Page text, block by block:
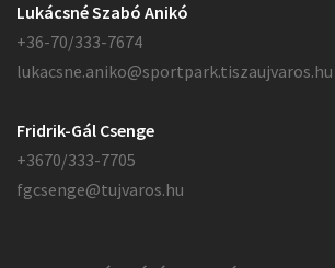
Lukácsné Szabó Anikó
+36-70/333-7674
lukacsne.aniko@sportpark.tiszaujvaros.hu
Fridrik-Gál Csenge
+3670/333-7705
fgcsenge@tujvaros.hu